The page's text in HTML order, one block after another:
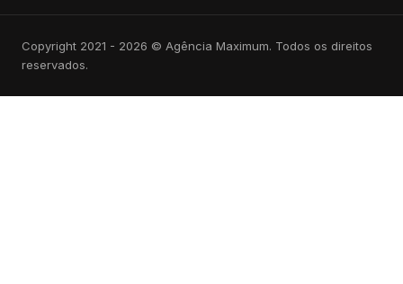
Copyright 2021 - 2026 © Agência Maximum. Todos os direitos
reservados.